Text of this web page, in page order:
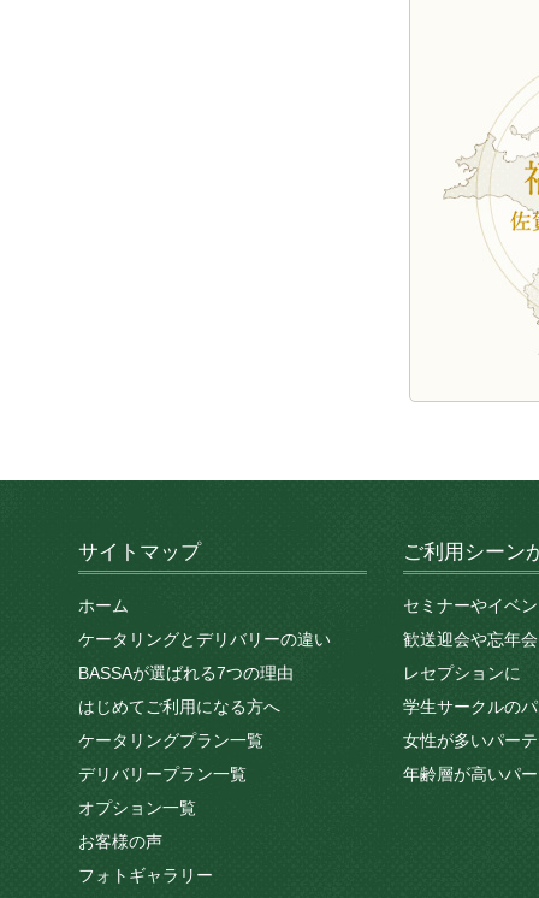
ご利用シーン
セミナーやイベ
歓送迎会や忘年
レセプションに
学生サークルの
女性が多いパー
年齢層が高いパ
サイトマップ
ホーム
ケータリングとデリバリーの違い
BASSAが選ばれる7つの理由
はじめてご利用になる方へ
ケータリングプラン一覧
デリバリープラン一覧
オプション一覧
お客様の声
フォトギャラリー